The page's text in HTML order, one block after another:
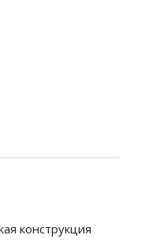
конструкция